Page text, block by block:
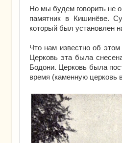
Но мы будем говорить не
памятник в Кишинёве.
который был установлен
Что нам известно об
Церковь эта была
Бодони. Церковь была
время (каменную церковь